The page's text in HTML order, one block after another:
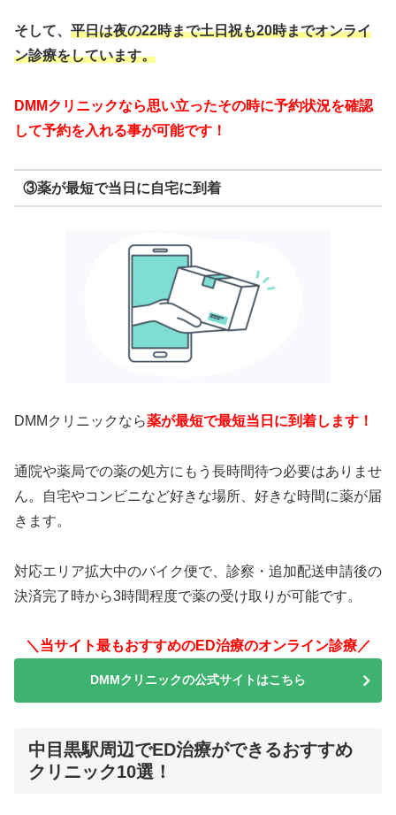
そして、 平日は夜の22時まで土日祝も20時までオンライ
ン診療をしています。
DMMクリニックなら思い立ったその時に予約状況を確認
して予約を入れる事が可能です！
③薬が最短で当日に自宅に到着
DMMクリニックなら薬が最短で最短当日に到着します！
通院や薬局での薬の処方にもう長時間待つ必要はありませ
ん。自宅やコンビニなど好きな場所、好きな時間に薬が届
きます。
対応エリア拡大中のバイク便で、診察・追加配送申請後の
決済完了時から3時間程度で薬の受け取りが可能です。
＼当サイト最もおすすめのED治療のオンライン診療／
DMMクリニックの公式サイトはこちら
中目黒駅周辺でED治療ができるおすすめ
クリニック10選！